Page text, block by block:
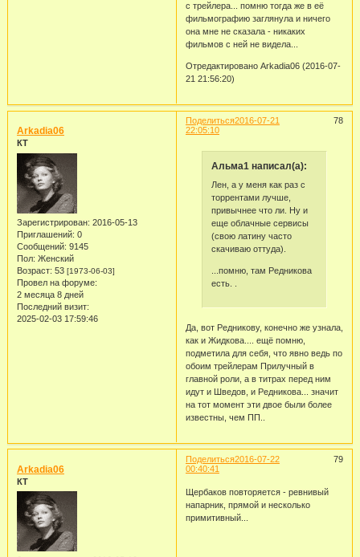
с трейлера... помню тогда же в её
фильмографию заглянула и ничего
она мне не сказала - никаких
фильмов с ней не видела...
Отредактировано Arkadia06 (2016-07-
21 21:56:20)
Поделиться 78
2016-07-21
22:05:10
Arkadia06
КТ
Зарегистрирован: 2016-05-13
Приглашений: 0
Сообщений: 9145
Пол: Женский
Возраст: 53 [1973-06-03]
Провел на форуме:
2 месяца 8 дней
Последний визит:
2025-02-03 17:59:46
Альма1 написал(а):
Лен, а у меня как раз с
торрентами лучше,
привычнее что ли. Ну и
еще облачные сервисы
(свою латину часто
скачиваю оттуда).
...помню, там Редникова
есть. .
Да, вот Редникову, конечно же узнала,
как и Жидкова.... ещё помню,
подметила для себя, что явно ведь по
обоим трейлерам Прилучный в
главной роли, а в титрах перед ним
идут и Шведов, и Редникова... значит
на тот момент эти двое были более
известны, чем ПП..
Поделиться 79
2016-07-22
00:40:41
Arkadia06
КТ
Щербаков повторяется - ревнивый
напарник, прямой и несколько
примитивный...